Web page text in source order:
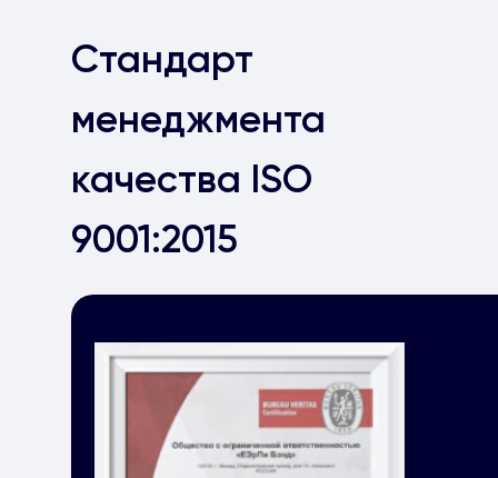
Стандарт
менеджмента
качества ISO
9001:2015